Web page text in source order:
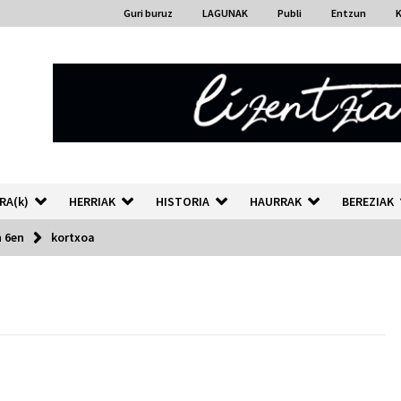
Guri buruz LAGUNAK Publi Entzun
HERRIAK HISTORIA HAURRAK BEREZIAK
kortxoa